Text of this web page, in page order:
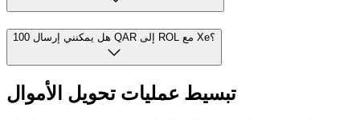
هل يمكنني إرسال 100 QAR إلى ROL مع Xe؟
تبسيط عمليات تحويل الأموال